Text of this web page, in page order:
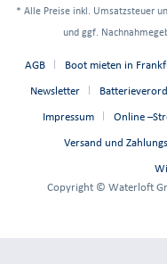
* Alle Preise inkl. Umsatzsteuer
und ggf.
AGB Boot mieten in
Newsletter
Impressum Online
Versand und
Copyright © Waterloft